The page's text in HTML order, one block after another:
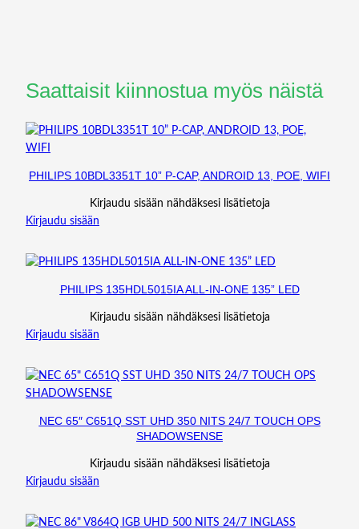
Saattaisit kiinnostua myös näistä
PHILIPS 10BDL3351T 10” P-CAP, ANDROID 13, POE, WIFI
Kirjaudu sisään nähdäksesi lisätietoja
Kirjaudu sisään
PHILIPS 135HDL5015IA ALL-IN-ONE 135” LED
Kirjaudu sisään nähdäksesi lisätietoja
Kirjaudu sisään
NEC 65″ C651Q SST UHD 350 NITS 24/7 TOUCH OPS
SHADOWSENSE
Kirjaudu sisään nähdäksesi lisätietoja
Kirjaudu sisään